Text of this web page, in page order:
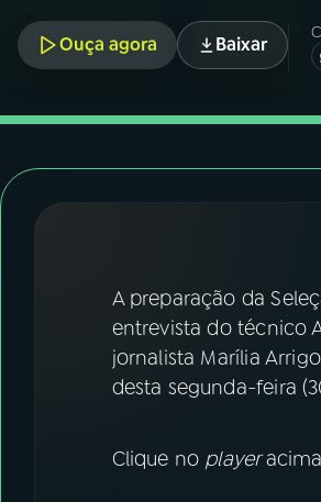
06VIDEOCASTS
07ÚLTIMAS
YouTube
Instagram X
Ouça agora Baixar
A preparação da
entrevista do técnico
jornalista Marília
desta segunda-feira
Clique no player